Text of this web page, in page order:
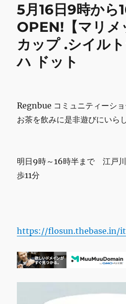
か
12
時
ま
で
す。
リ
マ
グ
イ
ル
ラ
プ
ー
5月16日9時から
OPEN!【マリメ
カップ .シイル
ハ ドット
Regnbue コミュニティーショ
お茶を飲みに是非遊びにいら
明日9時～16時半まで 江戸
歩11分
https://flosun.thebase.in/